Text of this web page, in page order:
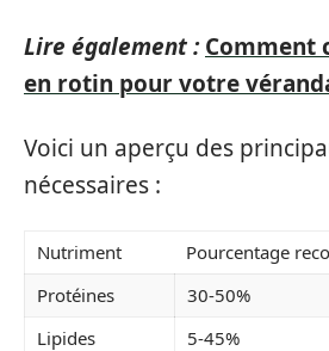
Lire également : Comment
en rotin pour votre
Voici un aperçu des
nécessaires :
Nutriment
Pourcentage
Protéines
30-50%
Lipides
5-45%